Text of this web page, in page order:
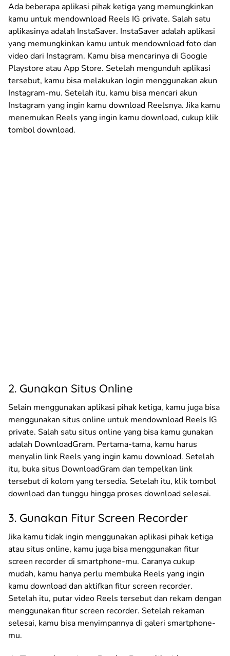
Ada beberapa aplikasi pihak ketiga yang memungkinkan
kamu untuk mendownload Reels IG private. Salah satu
aplikasinya adalah InstaSaver. InstaSaver adalah aplikasi
yang memungkinkan kamu untuk mendownload foto dan
video dari Instagram. Kamu bisa mencarinya di Google
Playstore atau App Store. Setelah mengunduh aplikasi
tersebut, kamu bisa melakukan login menggunakan akun
Instagram-mu. Setelah itu, kamu bisa mencari akun
Instagram yang ingin kamu download Reelsnya. Jika kamu
menemukan Reels yang ingin kamu download, cukup klik
tombol download.
2. Gunakan Situs Online
Selain menggunakan aplikasi pihak ketiga, kamu juga bisa
menggunakan situs online untuk mendownload Reels IG
private. Salah satu situs online yang bisa kamu gunakan
adalah DownloadGram. Pertama-tama, kamu harus
menyalin link Reels yang ingin kamu download. Setelah
itu, buka situs DownloadGram dan tempelkan link
tersebut di kolom yang tersedia. Setelah itu, klik tombol
download dan tunggu hingga proses download selesai.
3. Gunakan Fitur Screen Recorder
Jika kamu tidak ingin menggunakan aplikasi pihak ketiga
atau situs online, kamu juga bisa menggunakan fitur
screen recorder di smartphone-mu. Caranya cukup
mudah, kamu hanya perlu membuka Reels yang ingin
kamu download dan aktifkan fitur screen recorder.
Setelah itu, putar video Reels tersebut dan rekam dengan
menggunakan fitur screen recorder. Setelah rekaman
selesai, kamu bisa menyimpannya di galeri smartphone-
mu.